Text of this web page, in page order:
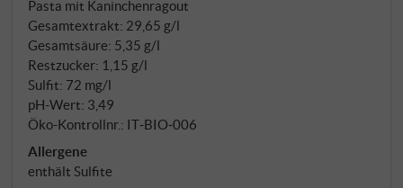
Pasta mit Kaninchenragout
Gesamtextrakt: 29,65 g/l
Gesamtsäure: 5,35 g/l
Restzucker: 1,15 g/l
Sulfit: 72 mg/l
pH-Wert: 3,49
Öko-Kontrollnr.: IT‑BIO‑006
Allergene
enthält Sulfite